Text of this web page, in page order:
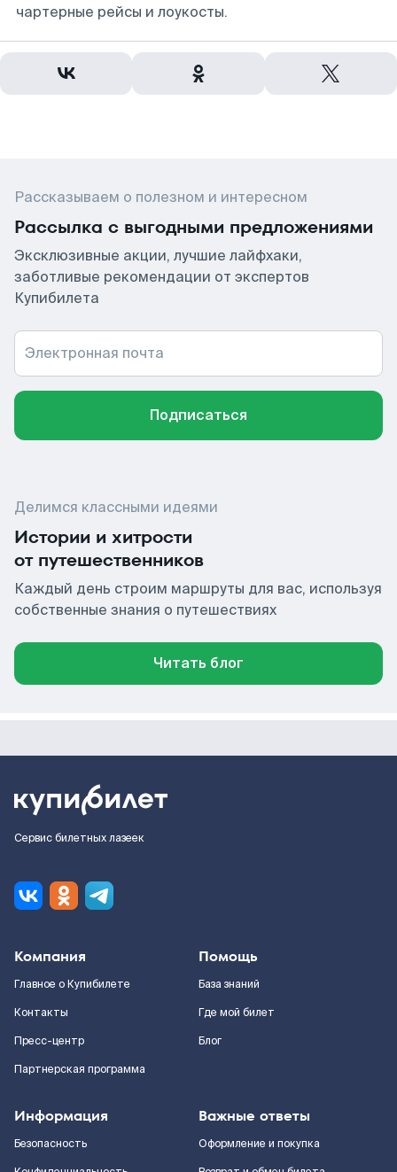
чартерные рейсы и лоукосты.
Рассказываем о полезном и интересном
Рассылка с выгодными предложениями
Эксклюзивные акции, лучшие лайфхаки,
заботливые рекомендации от экспертов
Купибилета
Электронная почта
Подписаться
Делимся классными идеями
Истории и хитрости
от путешественников
Каждый день строим маршруты для вас, используя
собственные знания о путешествиях
Читать блог
Сервис билетных лазеек
Компания
Главное о Купибилете
Контакты
Пресс-центр
Партнерская программа
Помощь
База знаний
Где мой билет
Блог
Информация
Безопасность
Важные ответы
Оформление и покупка